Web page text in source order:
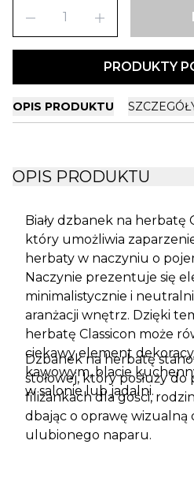
remove add
PRODUKTY
OPIS PRODUKTU
OPIS PRODUKTU
Biały dzbanek na herbatę
który umożliwia
herbaty w naczyniu o
Naczynie prezentuje się
minimalistycznie i
aranżacji wnętrz. Dzięki
herbatę Classicon może
ciekawy element
kawowym, blacie
w salonie lub jadalni.
Dzbanek na herbatę
stołowej, który posłuży
filiżankach dla gości,
dbając o oprawę wizualną
ulubionego naparu.